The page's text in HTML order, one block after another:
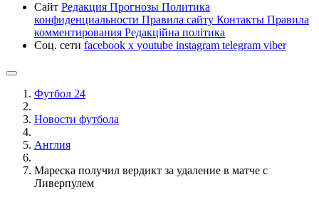
Сайт Редакция Прогнозы Политика
конфиденциальности Правила сайту Контакты Правила
комментирования Редакційна політика
Соц. сети facebook x youtube instagram telegram viber
Футбол 24
Новости футбола
Англия
Мареска получил вердикт за удаление в матче с
Ливерпулем